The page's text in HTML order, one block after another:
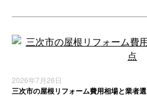
2026年7月26日
三次市の屋根リフォーム費用相場と業者選